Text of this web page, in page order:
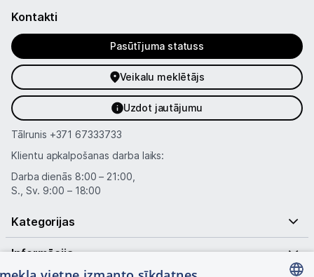
Kontakti
Pasūtījuma statuss
Veikalu meklētājs
Uzdot jautājumu
Tālrunis +371 67333733
Klientu apkalpošanas darba laiks:
Darba dienās 8:00 – 21:00,
S., Sv. 9:00 – 18:00
Kategorijas
Informācija